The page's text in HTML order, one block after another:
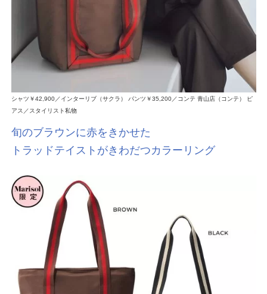
シャツ￥42,900／インターリブ（サクラ） パンツ￥35,200／コンテ 青山店（コンテ） ピ
アス／スタイリスト私物
旬のブラウンに赤をきかせた
トラッドテイストがきわだつカラーリング